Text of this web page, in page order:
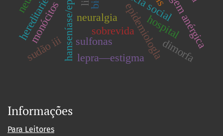
sobrevida
sulfonas
hospital
epidemiologla
lepra—estigma
sudão iii
neuralgia
dimorfa
monócitos
Informações
Para Leitores